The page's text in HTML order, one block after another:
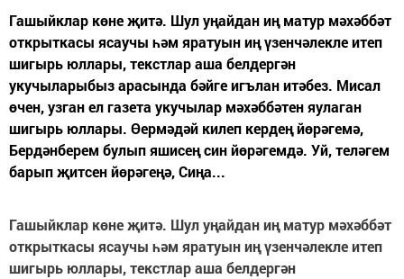
Гашыйклар көне җитә. Шул уңайдан иң матур мәхәббәт
открыткасы ясаучы һәм яратуын иң үзенчәлекле итеп
шигырь юллары, текстлар аша белдергән
укучыларыбыз арасында бәйге игълан итәбез. Мисал
өчен, узган ел газета укучылар мәхәббәтен яулаган
шигырь юллары. Өермәдәй килеп кердең йөрәгемә,
Бердәнберем булып яшисең син йөрәгемдә. Уй, теләгем
барып җитсен йөрәгеңә, Сиңа...
Гашыйклар көне җитә. Шул уңайдан иң матур мәхәббәт
открыткасы ясаучы һәм яратуын иң үзенчәлекле итеп
шигырь юллары, текстлар аша белдергән